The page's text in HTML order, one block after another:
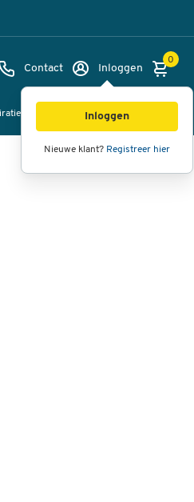
Contact Inloggen
Inloggen
Nieuwe klant? Registreer hier
0
360°
weergave